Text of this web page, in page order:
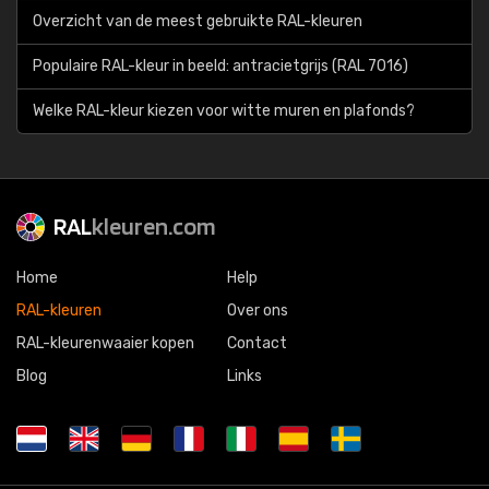
Overzicht van de meest gebruikte RAL-kleuren
Populaire RAL-kleur in beeld: antracietgrijs (RAL 7016)
Welke RAL-kleur kiezen voor witte muren en plafonds?
RALkleuren.com
Home
RAL-kleuren
RAL-kleurenwaaier kopen
Blog
Help
Over ons
Contact
Links